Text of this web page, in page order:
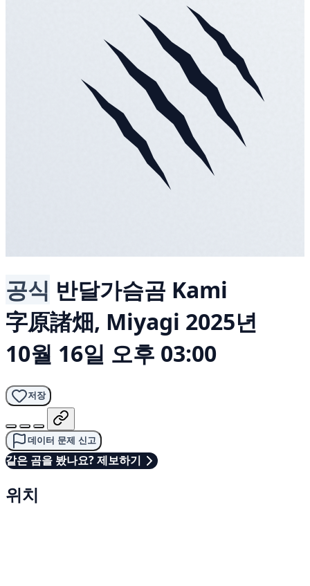
공식 반달가슴곰 Kami
字原諸畑, Miyagi 2025년
10월 16일 오후 03:00
저장
데이터 문제 신고
같은 곰을 봤나요? 제보하기
위치